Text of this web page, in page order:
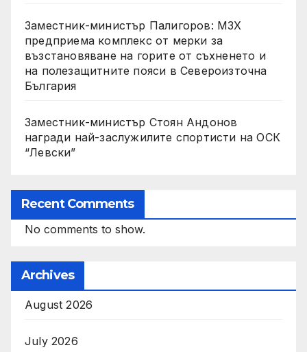
Заместник-министър Палигоров: МЗХ
предприема комплекс от мерки за
възстановяване на горите от съхненето и
на полезащитните пояси в Североизточна
България
Заместник-министър Стоян Андонов
награди най-заслужилите спортисти на ОСК
“Левски”
Recent Comments
No comments to show.
Archives
August 2026
July 2026